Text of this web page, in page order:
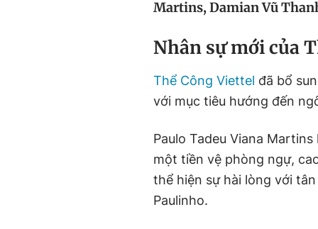
Martins, Damian Vũ
Nhân sự mới của
Thể Công Viettel đã bổ
với mục tiêu hướng đến
Paulo Tadeu Viana
một tiền vệ phòng ngự,
thể hiện sự hài lòng với
Paulinho.